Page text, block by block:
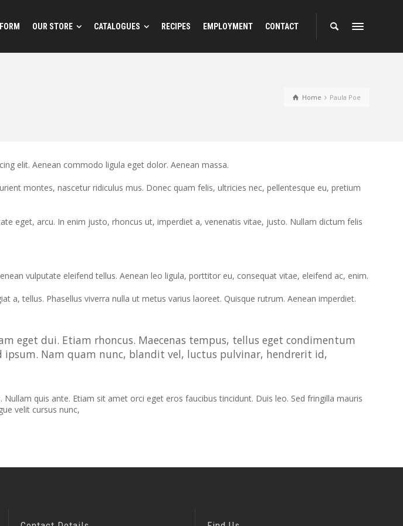
OUR STORE CATALOGUES RECIPES EMPLOYMENT CONTACT
Home Paula Poe
elit. Aenean commodo ligula eget dolor. Aenean massa.
montes, nascetur ridiculus mus. Donec quam felis, ultricies nec, pellentesque eu, pretium
eget, arcu. In enim justo, rhoncus ut, imperdiet a, venenatis vitae, justo. Nullam dictum felis
vulputate eleifend tellus. Aenean leo ligula, porttitor eu, consequat vitae, eleifend ac, enim.
a, tellus. Phasellus viverra nulla ut metus varius laoreet. Quisque rutrum. Aenean imperdiet.
eget dui. Etiam rhoncus. Maecenas tempus, tellus eget condimentum
ipsum. Nam quam nunc, blandit vel, luctus pulvinar, hendrerit id,
quis ante. Etiam sit amet orci eget eros faucibus tincidunt. Duis leo. Sed fringilla mauris
velit cursus nunc,